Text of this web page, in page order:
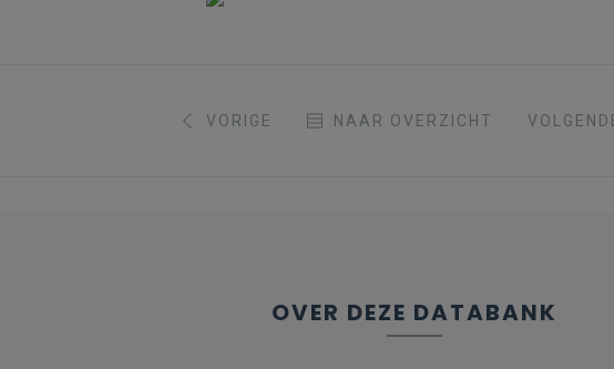
VORIGE NAAR OVERZICHT
OVER DEZE DATABANK